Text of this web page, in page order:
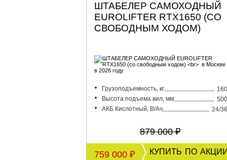
ШТАБЕЛЕР САМОХОДНЫЙ
EUROLIFTER RTX1650 (СО
СВОБОДНЫМ ХОДОМ)
Грузоподъемность, кг
Высота подъема вил, мм
АКБ Кислотный, В/Ач
24/
879 000 ₽
759 000 ₽ купить по